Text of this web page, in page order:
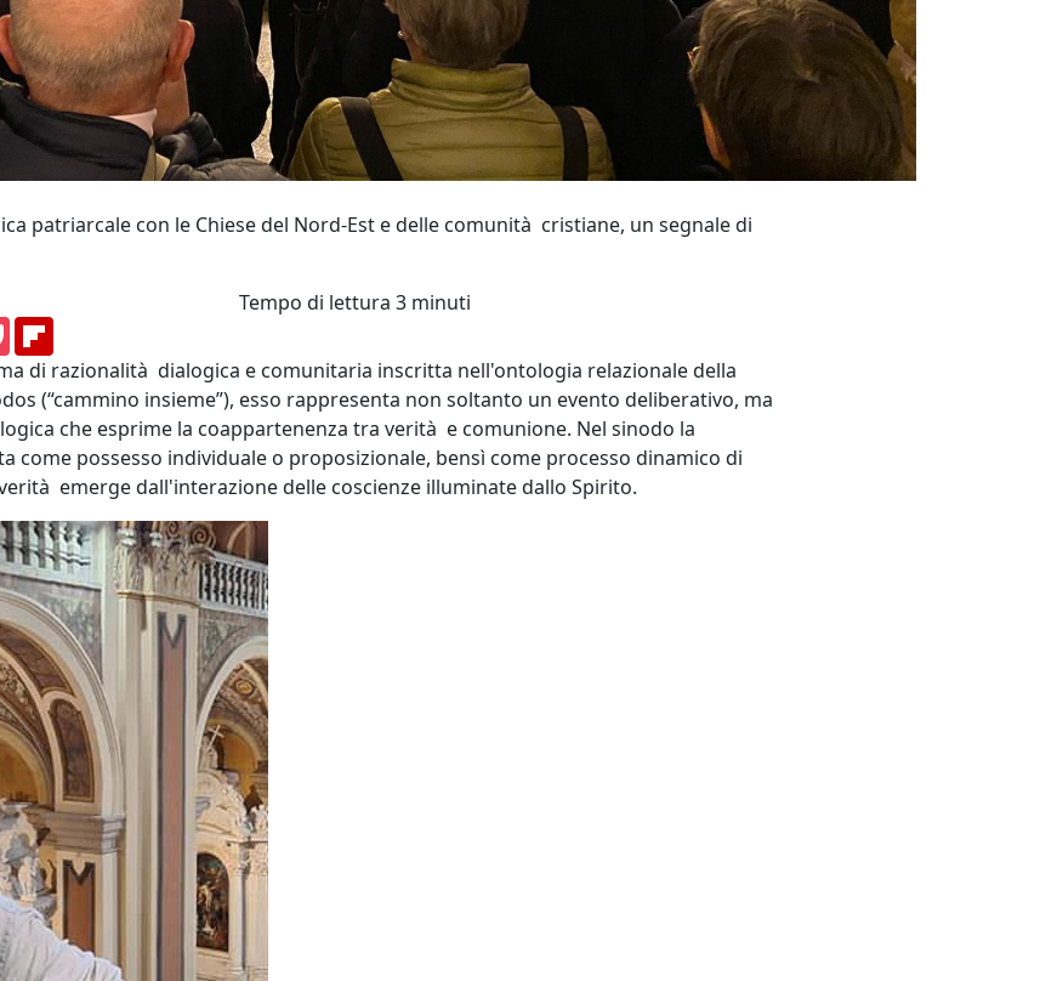
patriarcale con le Chiese del Nord-Est e delle comunità cristiane, un segnale di
Pocket
Tempo di lettura 3 minuti
di razionalità dialogica e comunitaria inscritta nell'ontologia relazionale della
(“cammino insieme”), esso rappresenta non soltanto un evento deliberativo, ma
che esprime la coappartenenza tra verità e comunione. Nel sinodo la
come possesso individuale o proposizionale, bensì come processo dinamico di
emerge dall'interazione delle coscienze illuminate dallo Spirito.